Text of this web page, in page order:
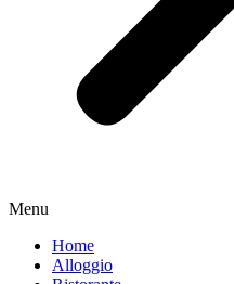
Menu
Home
Alloggio